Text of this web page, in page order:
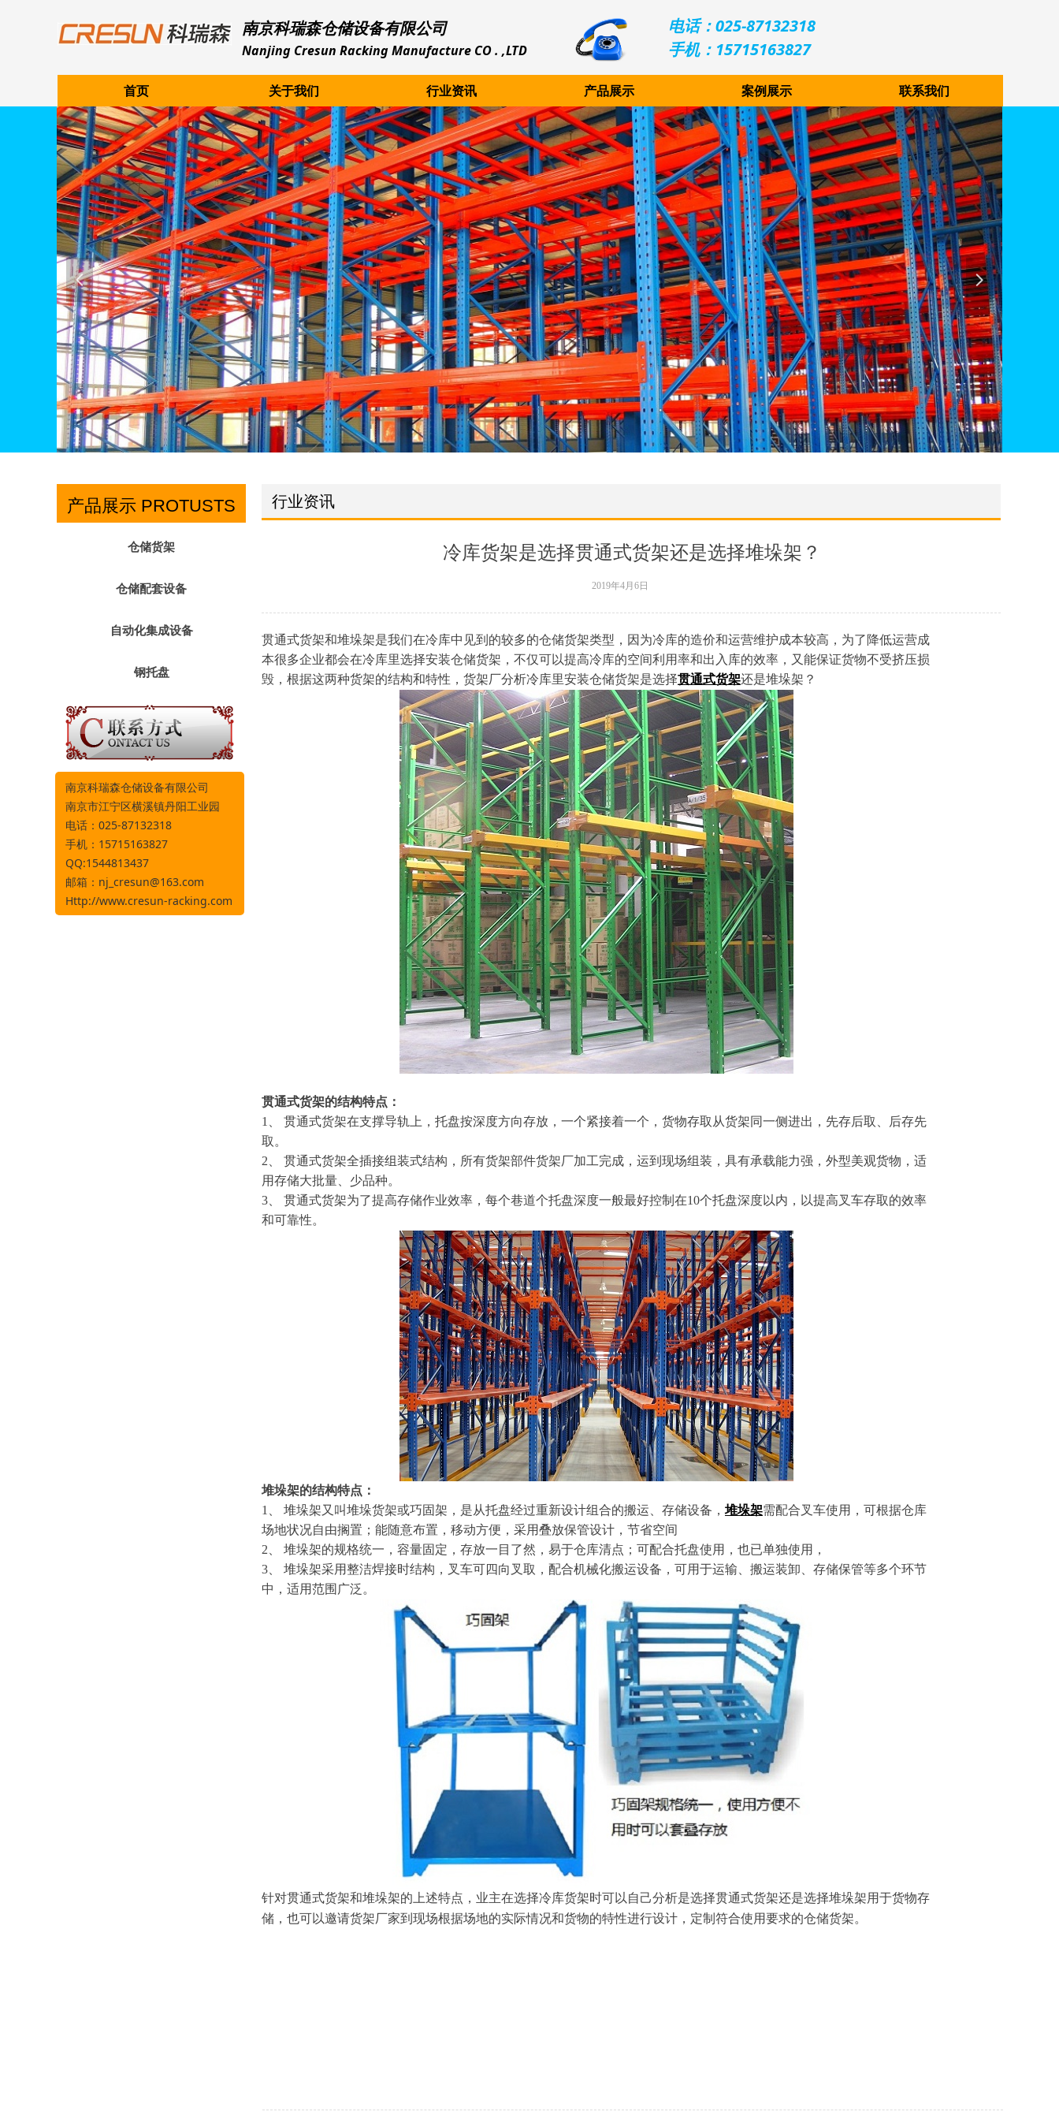
넳 넲
南京科瑞森仓储设备有限公司
Nanjing Cresun Racking Manufacture CO . ,LTD
电话：025-87132318
手机：15715163827
首页 关于我们 行业资讯 产品展示 案例展示 联系我们
冷库货架是选择贯通式货架还是选择堆垛架？
贯通式货架和堆垛架是我们在冷库中见到的较多的仓储货架类型，因为冷库的造价和运营维护成本较高，为了降低运营成
本很多企业都会在冷库里选择安装仓储货架，不仅可以提高冷库的空间利用率和出入库的效率，又能保证货物不受挤压损
毁，根据这两种货架的结构和特性，货架厂分析冷库里安装仓储货架是选择贯通式货架还是堆垛架？
贯通式货架的结构特点：
1、 贯通式货架在支撑导轨上，托盘按深度方向存放，一个紧接着一个，货物存取从货架同一侧进出，先存后取、后存先
取。
2、 贯通式货架全插接组装式结构，所有货架部件货架厂加工完成，运到现场组装，具有承载能力强，外型美观货物，适
用存储大批量、少品种。
3、 贯通式货架为了提高存储作业效率，每个巷道个托盘深度一般最好控制在10个托盘深度以内，以提高叉车存取的效率
和可靠性。
堆垛架的结构特点：
1、 堆垛架又叫堆垛货架或巧固架，是从托盘经过重新设计组合的搬运、存储设备， 堆垛架需配合叉车使用，可根据仓库
场地状况自由搁置；能随意布置，移动方便，采用叠放保管设计，节省空间
2、 堆垛架的规格统一，容量固定，存放一目了然，易于仓库清点；可配合托盘使用，也已单独使用，
3、 堆垛架采用整洁焊接时结构，叉车可四向叉取，配合机械化搬运设备，可用于运输、搬运装卸、存储保管等多个环节
中，适用范围广泛。
针对贯通式货架和堆垛架的上述特点，业主在选择冷库货架时可以自己分析是选择贯通式货架还是选择堆垛架用于货物存
储，也可以邀请货架厂家到现场根据场地的实际情况和货物的特性进行设计，定制符合使用要求的仓储货架。
2019年4月6日
行业资讯
产品展示 PROTUSTS
南京科瑞森仓储设备有限公司
南京市江宁区横溪镇丹阳工业园
电话：025-87132318
手机：15715163827
QQ:1544813437
邮箱： nj_cresun@163.com
Http://www.cresun-racking.com
仓储货架
仓储配套设备
自动化集成设备
钢托盘